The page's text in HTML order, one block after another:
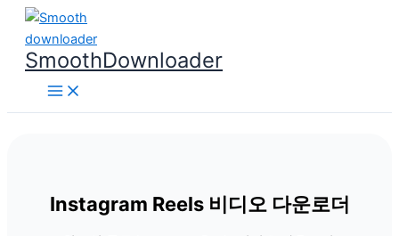
SmoothDownloader
Instagram Reels 비디오 다운로더